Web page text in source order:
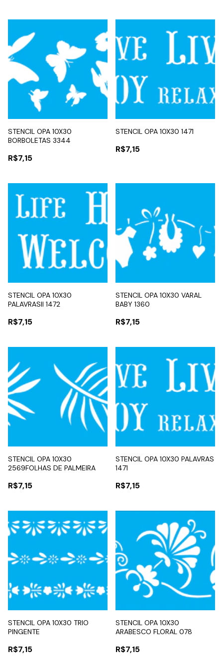
STENCIL OPA 10X30
BORBOLETAS 3344
R$7,15
STENCIL OPA 10X30 1471
R$7,15
STENCIL OPA 10X30
PALAVRASII 1472
R$7,15
STENCIL OPA 10X30 VARAL
BABY 1360
R$7,15
STENCIL OPA 10X30
2569FOLHAS DE PALMEIRA
R$7,15
STENCIL OPA 10X30 PALAVRAS
1471
R$7,15
STENCIL OPA 10X30 TRIO
PINGENTE
R$7,15
STENCIL OPA 10X30
ARABESCO FLORAL 078
R$7,15